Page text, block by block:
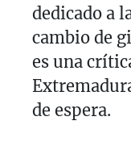
dedicado a
cambio de
es una
de espera.